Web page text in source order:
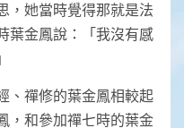
，她當時覺得那就是法
葉金鳳說：「我沒有感
、禪修的葉金鳳相較起
，和參加禪七時的葉金